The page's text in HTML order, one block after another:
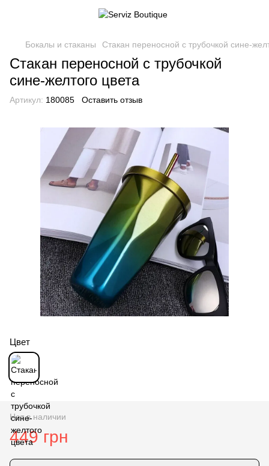
Бокалы и стаканы Стакан переносной с трубочкой сине-
Стакан переносной с трубочкой
сине-желтого цвета
Артикул: 180085 Оставить отзыв
Цвет
Нет в наличии
449 грн